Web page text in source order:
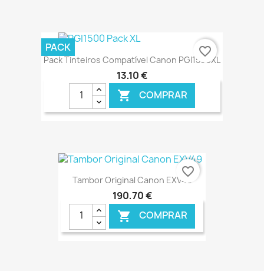
€ ONLINE
Pack Tinteiros Compatível Canon PGI1500XL
13,10 €
 COMPRAR
€ ONLINE
PACK favorite_border
Tambor Original Canon EXV49
190,70 €
 COMPRAR
favorite_border